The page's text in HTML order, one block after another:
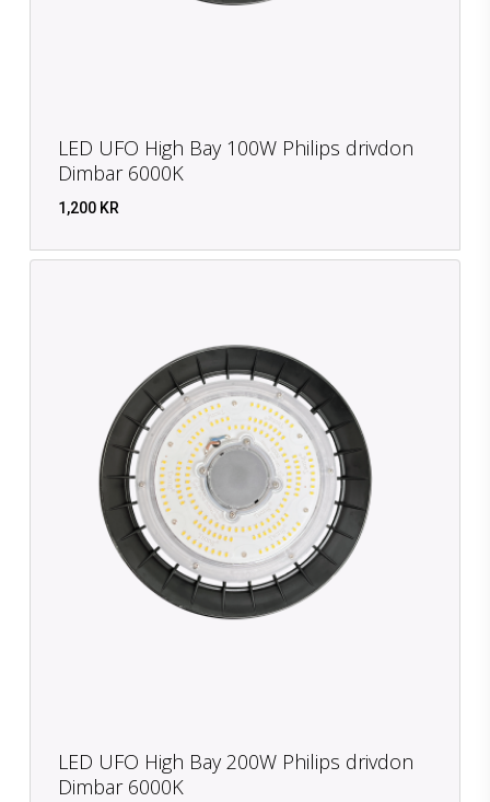
LED UFO High Bay 100W Philips drivdon
Dimbar 6000K
1,200 KR
LED UFO High Bay 200W Philips drivdon
Dimbar 6000K